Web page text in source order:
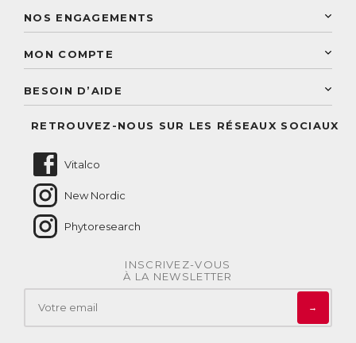
Laboratoire Landais
Découvrez le catalogue
Paiement sécurisé
Conseils personnalisés
NOS ENGAGEMENTS
Conseil personnalisé
MON COMPTE
BESOIN D’AIDE
RETROUVEZ-NOUS SUR LES RÉSEAUX SOCIAUX
Vitalco
New Nordic
Phytoresearch
INSCRIVEZ-VOUS
À LA NEWSLETTER
→